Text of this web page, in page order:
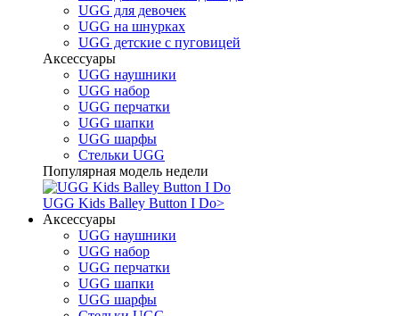
UGG для девочек
UGG на шнурках
UGG детские с пуговицей
Аксессуары
UGG наушники
UGG набор
UGG перчатки
UGG шапки
UGG шарфы
Стельки UGG
Популярная модель недели
UGG Kids Balley Button I Do>
Аксессуары
UGG наушники
UGG набор
UGG перчатки
UGG шапки
UGG шарфы